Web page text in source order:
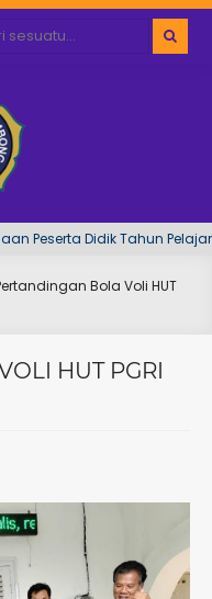
Peserta Didik Tahun
Bola Voli HUT
HUT PGRI